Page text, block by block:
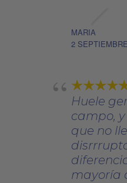
MARIA
2
Huele
campo,
que no
mayoría